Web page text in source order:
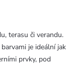
terasu či verandu.
je ideální jak
prvky, pod